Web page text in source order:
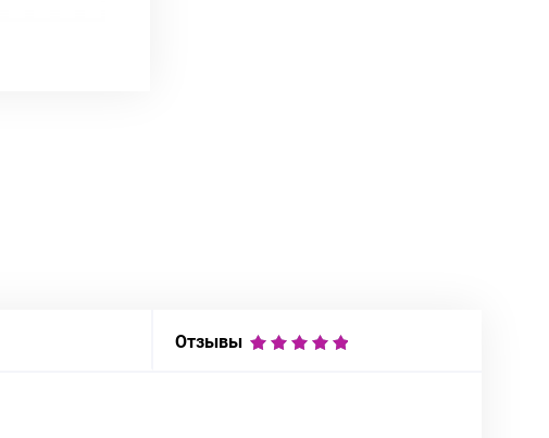
Отзывы